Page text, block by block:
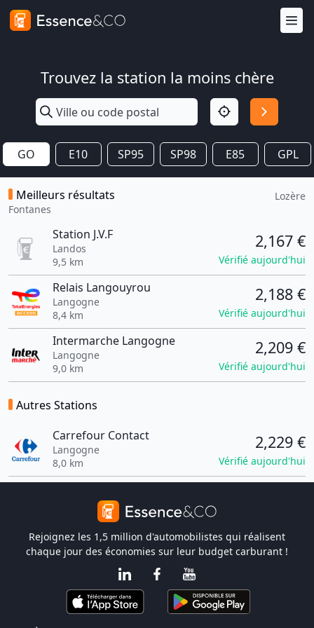
Trouvez la station la moins chère
GO E10 SP95 SP98 E85 GPL
Meilleurs résultats
Fontanes
Lozère
Station J.V.F
Landos
9,5 km
2,167 €
Vérifié aujourd'hui
Relais Langouyrou
Langogne
8,4 km
2,188 €
Vérifié aujourd'hui
Intermarche Langogne
Langogne
9,0 km
2,209 €
Vérifié aujourd'hui
Autres Stations
Carrefour Contact
Langogne
8,0 km
2,229 €
Vérifié aujourd'hui
Rejoignez les 1,5 million d'automobilistes qui réalisent
chaque jour des économies sur leur budget carburant !